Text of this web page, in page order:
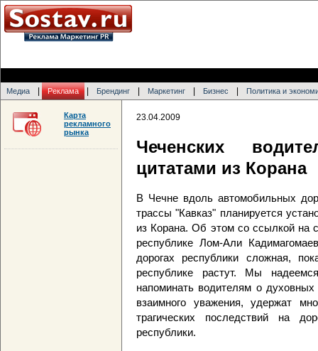
Медиа Реклама Брендинг Маркетинг Бизнес Политика и
23.04.2009
Чеченских
цитатами из Корана
В Чечне вдоль автомобильных
трассы "Кавказ" планируется
из Корана. Об этом со ссылкой на
республике Лом-Али
дорогах республики сложная,
республике растут. Мы
напоминать водителям о
взаимного уважения, удержат
трагических последствий на
республики.
Карта
рекламного
рынка